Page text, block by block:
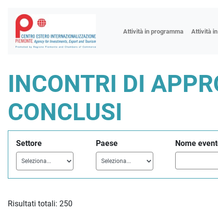
Attività in programma Attività
Fiere
Focus
INCONTRI DI
CONCLUSI
Settore Paese Nome
Risultati totali: 250